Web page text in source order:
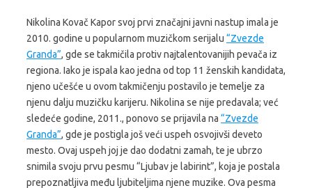
Nikolina Kovač Kapor svoj prvi značajni javni nastup imala je
2010. godine u popularnom muzičkom serijalu “Zvezde
Granda”, gde se takmičila protiv najtalentovanijih pevača iz
regiona. Iako je ispala kao jedna od top 11 ženskih kandidata,
njeno učešće u ovom takmičenju postavilo je temelje za
njenu dalju muzičku karijeru. Nikolina se nije predavala; već
sledeće godine, 2011., ponovo se prijavila na “Zvezde
Granda”, gde je postigla još veći uspeh osvojivši deveto
mesto. Ovaj uspeh joj je dao dodatni zamah, te je ubrzo
snimila svoju prvu pesmu “Ljubav je labirint”, koja je postala
prepoznatljiva među ljubiteljima njene muzike. Ova pesma